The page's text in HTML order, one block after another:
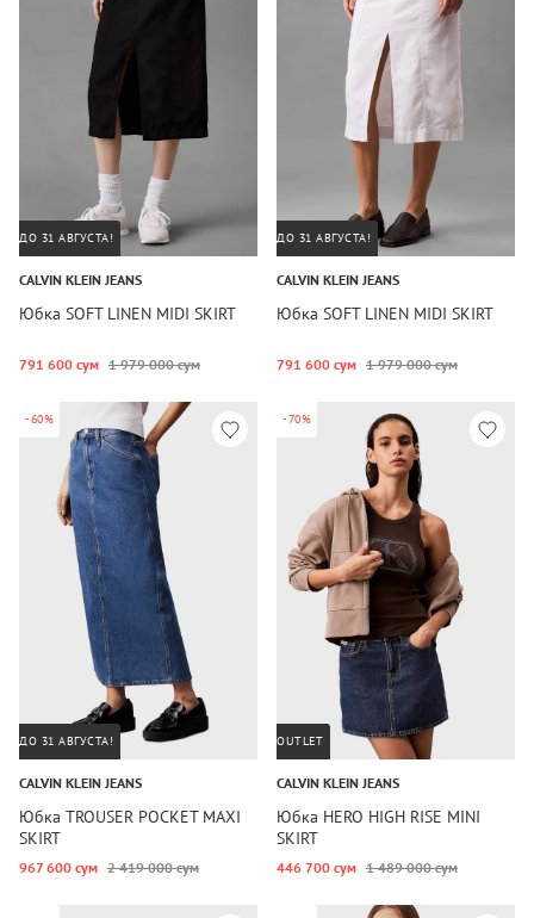
ДО 31 АВГУСТА!
CALVIN KLEIN JEANS
Юбка SOFT LINEN MIDI SKIRT
791 600 сум 1 979 000 сум
ДО 31 АВГУСТА!
CALVIN KLEIN JEANS
Юбка SOFT LINEN MIDI SKIRT
791 600 сум 1 979 000 сум
-60%
ДО 31 АВГУСТА!
CALVIN KLEIN JEANS
Юбка TROUSER POCKET MAXI
SKIRT
967 600 сум 2 419 000 сум
-70%
OUTLET
CALVIN KLEIN JEANS
Юбка HERO HIGH RISE MINI
SKIRT
446 700 сум 1 489 000 сум